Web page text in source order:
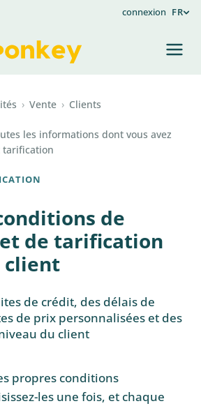
connexion FR
› Vente › Clients
les informations dont vous avez
tarification
de
de tarification
client
de crédit, des délais de
de prix personnalisées et des
du client
propres conditions
les une fois, et chaque